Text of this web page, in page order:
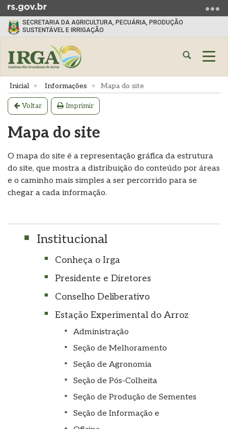
para
para
o
menu
para
busca
SECRETARIA DA AGRICULTURA, PECUÁRIA, PRODUÇÃO
SUSTENTÁVEL E IRRIGAÇÃO
Abrir
Início
do
conteúdo
Inicial Informações Mapa do site
Voltar Imprimir
Mapa do site
O mapa do site é a representação gráfica da estrutura
do site, que mostra a distribuição do conteúdo por áreas
e o caminho mais simples a ser percorrido para se
chegar a cada informação.
Institucional
Conheça o Irga
Presidente e Diretores
Conselho Deliberativo
Estação Experimental do Arroz
Administração
Seção de Melhoramento
Seção de Agronomia
Seção de Pós-Colheita
Seção de Produção de Sementes
Seção de Informação e